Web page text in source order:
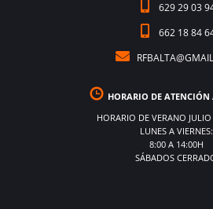
629 29 03
662 18 84
HORARIO DE ATENCIÓN
HORARIO DE VERANO
LUNES A VIERNES:
8:00 A 14:00H
SÁBADOS